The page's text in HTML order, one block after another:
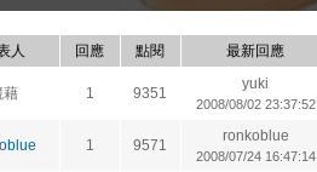
人 回應 點閱 最新回應
藉 1 9351
yuki
2008/08/02 23:37:52
1 9571
ronkoblue
2008/07/24 16:47:14